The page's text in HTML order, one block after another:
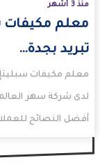
منذ 3 أشهر
معلم
تبريد بجدة…
معلم مكيفات
لدى شركة سهر
أفضل النصائح